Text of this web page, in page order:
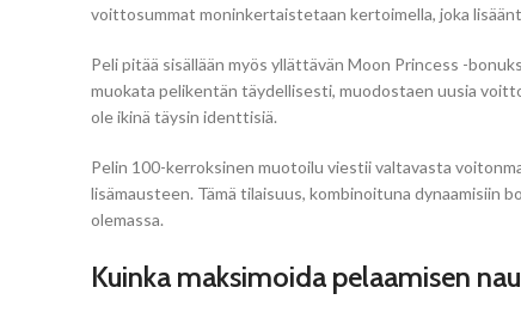
voittosummat moninkertaistetaan kertoimella, joka
Peli pitää sisällään myös yllättävän Moon Princess -
muokata pelikentän täydellisesti, muodostaen uusia
ole ikinä täysin identtisiä.
Pelin 100-kerroksinen muotoilu viestii valtavasta
lisämausteen. Tämä tilaisuus, kombinoituna dynaamisiin
olemassa.
Kuinka maksimoida pelaamisen